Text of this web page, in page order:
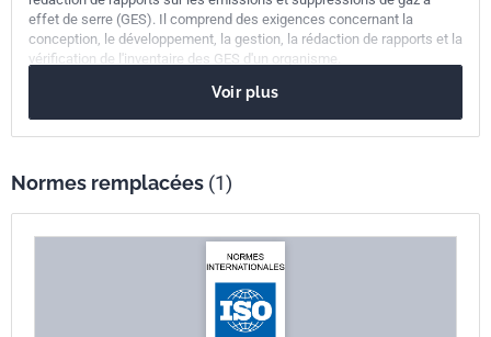
effet de serre (GES). Il comprend des exigences concernant la
conception, le développement, la gestion, la rédaction de rapports et la
vérification de l'inventaire des GES d'un organisme.
La série ISO 14064 est un programme GES neutre. Si un programme
celles de la série ISO 14064.
Voir plus
Normes remplacées (1)